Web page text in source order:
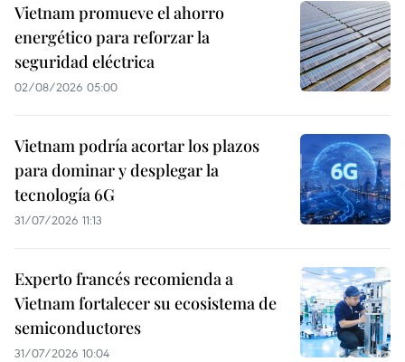
Vietnam promueve el ahorro
energético para reforzar la
seguridad eléctrica
02/08/2026 05:00
Vietnam podría acortar los plazos
para dominar y desplegar la
tecnología 6G
31/07/2026 11:13
Experto francés recomienda a
Vietnam fortalecer su ecosistema de
semiconductores
31/07/2026 10:04